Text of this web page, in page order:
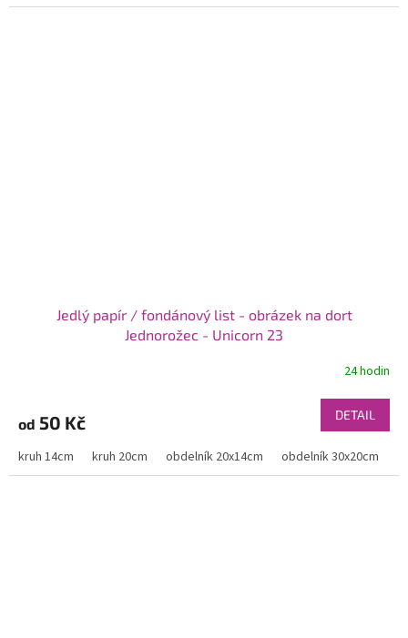
Jedlý papír / fondánový list - obrázek na dort
Jednorožec - Unicorn 23
24 hodin
od 50 Kč DETAIL
kruh 14cm kruh 20cm obdelník 20x14cm obdelník 30x20cm